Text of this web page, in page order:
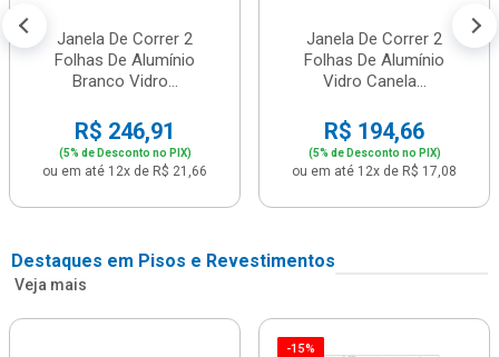
Janela De Correr 2
Folhas De Alumínio
Branco Vidro...
R$ 246,91
(5% de Desconto no PIX)
ou em até 12x de R$ 21,66
Janela De Correr 2
Folhas De Alumínio
Vidro Canela...
R$ 194,66
(5% de Desconto no PIX)
ou em até 12x de R$ 17,08
Destaques em Pisos e Revestimentos
Veja mais
-15%